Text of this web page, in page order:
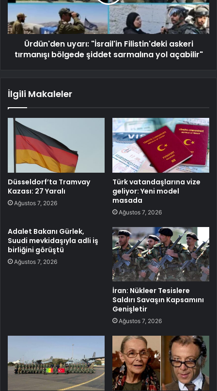
Ürdün'den uyarı: "İsrail'in Filistin'deki askeri
tırmanışı bölgede şiddet sarmalına yol açabilir"
İlgili Makaleler
Düsseldorf’ta Tramvay
Kazası: 27 Yaralı
Ağustos 7, 2026
Türk vatandaşlarına vize
geliyor: Yeni model
masada
Ağustos 7, 2026
Adalet Bakanı Gürlek,
Suudi mevkidaşıyla adli iş
birliğini görüştü
Ağustos 7, 2026
İran: Nükleer Tesislere
Saldırı Savaşın Kapsamını
Genişletir
Ağustos 7, 2026